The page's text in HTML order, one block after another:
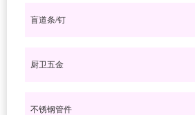
盲道条/钉
厨卫五金
不锈钢管件